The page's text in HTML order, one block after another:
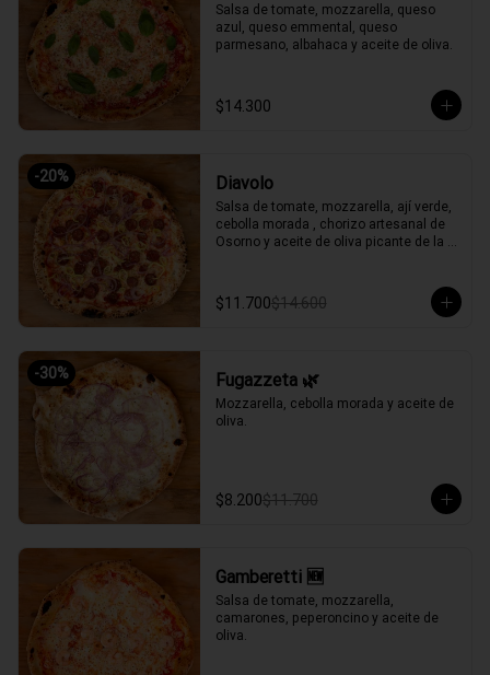
Salsa de tomate, mozzarella, queso
azul, queso emmental, queso
parmesano, albahaca y aceite de oliva.
$14.300
-20% Diavolo
Salsa de tomate, mozzarella, ají verde,
cebolla morada , chorizo artesanal de
Osorno y aceite de oliva picante de la
$11.700$14.600
-30% Fugazzeta 🌿
Mozzarella, cebolla morada y aceite de
oliva.
$8.200$11.700
Gamberetti 🆕
Salsa de tomate, mozzarella,
camarones, peperoncino y aceite de
oliva.